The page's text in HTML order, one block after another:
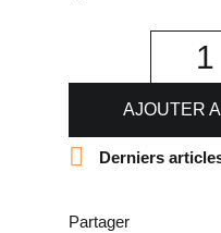
AJOUTER
 Derniers
Partager